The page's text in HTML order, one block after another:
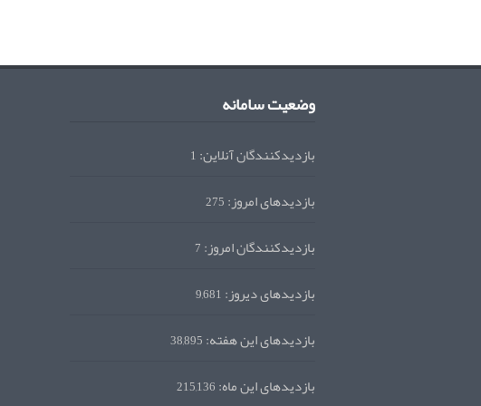
وضعیت سامانه
بازدیدکنندگان آنلاین:1
بازدیدهای امروز:275
بازدیدکنندگان امروز:7
بازدیدهای دیروز:9,681
بازدیدهای این هفته:38,895
بازدیدهای این ماه:215,136